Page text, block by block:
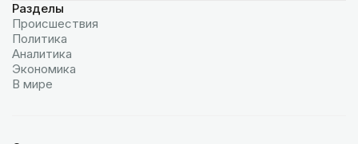
Разделы
Происшествия
Политика
Аналитика
Экономика
В мире